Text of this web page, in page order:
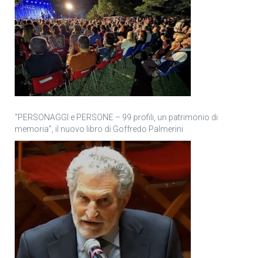
“PERSONAGGI e PERSONE – 99 profili, un patrimonio di
memoria”, il nuovo libro di Goffredo Palmerini